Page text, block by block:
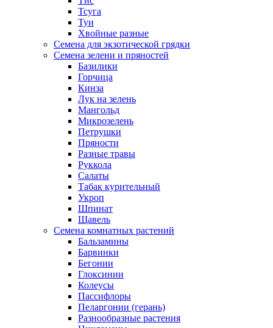
Тсуга
Туи
Хвойные разные
Семена для экзотической грядки
Семена зелени и пряностей
Базилики
Горчица
Кинза
Лук на зелень
Мангольд
Микрозелень
Петрушки
Пряности
Разные травы
Руккола
Салаты
Табак курительный
Укроп
Шпинат
Щавель
Семена комнатных растений
Бальзамины
Барвинки
Бегонии
Глоксинии
Колеусы
Пассифлоры
Пеларгонии (герань)
Разнообразные растения